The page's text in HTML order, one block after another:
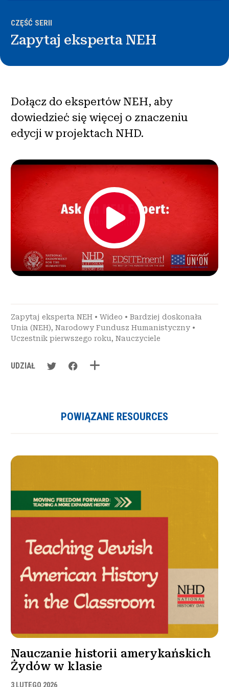
O NHD ®
Zaangażować się
CZĘŚĆ SERII
Zapytaj eksperta NEH
Dołącz do ekspertów NEH, aby
dowiedzieć się więcej o znaczeniu
edycji w projektach NHD.
Zapytaj eksperta NEH • Wideo • Bardziej doskonała
Unia (NEH), Narodowy Fundusz Humanistyczny •
Uczestnik pierwszego roku, Nauczyciele
UDZIAŁ
POWIĄZANE RESOURCES
Nauczanie historii amerykańskich
Żydów w klasie
3 LUTEGO 2026